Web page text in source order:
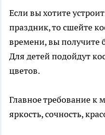
Если вы хотите
праздник, то сшейте
времени, вы получите
Для детей подойдут
цветов.
Главное требование
яркость, сочность,